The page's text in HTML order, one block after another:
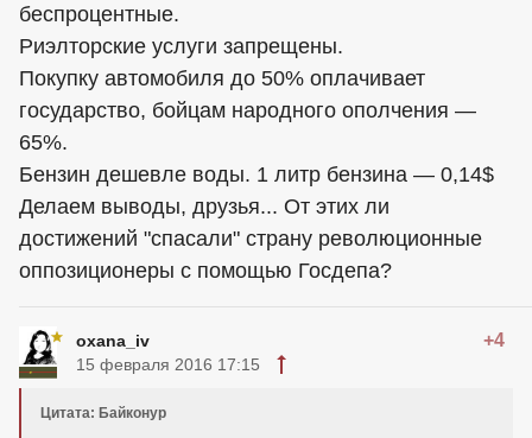
беспроцентные.
Риэлторские услуги запрещены.
Покупку автомобиля до 50% оплачивает
государство, бойцам народного ополчения —
65%.
Бензин дешевле воды. 1 литр бензина — 0,14$
Делаем выводы, друзья... От этих ли
достижений "спасали" страну революционные
оппозиционеры с помощью Госдепа?
oxana_iv +4
15 февраля 2016 17:15
Цитата: Байконур